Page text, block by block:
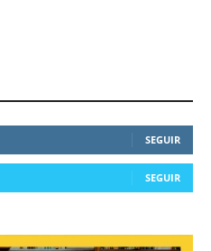
SEGUIR
SEGUIR